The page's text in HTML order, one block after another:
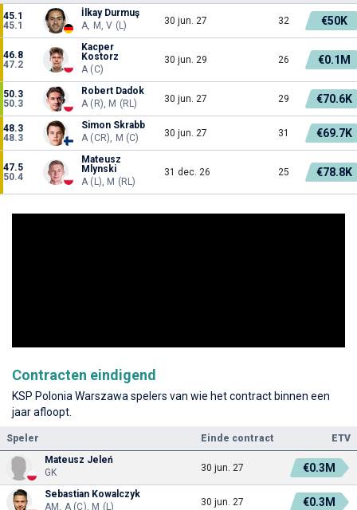
45.1
45.1
İlkay Durmuş
A, M, V (L)
30 jun. 27 32 €50K
46.8
47.2
Kacper
Kostorz
A (C)
30 jun. 29 26 €0.1M
50.3
50.3
Robert Dadok
A (R), M (RL)
30 jun. 27 29 €70.6K
48.3
48.3
Simon Skrabb
A (CR), M (C)
30 jun. 27 31 €69.7K
47.5
50.4
Mateusz
Mlynski
A (L), M (RL)
31 dec. 26 25 €78.8K
Contracten eindigend
KSP Polonia Warszawa spelers van wie het contract binnen een
jaar afloopt.
Speler Einde contract
ETV
Mateusz Jeleń
GK
30 jun. 27 €0.3M
Sebastian Kowalczyk
AM, A (C), M (L)
30 jun. 27 €0.3M